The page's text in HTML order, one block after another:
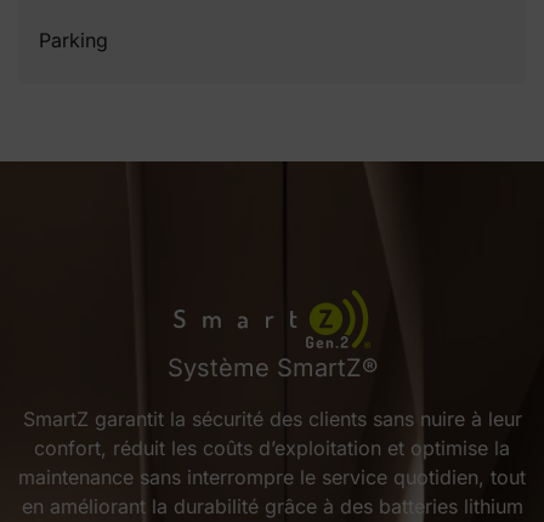
Parking
Système SmartZ®
SmartZ garantit la sécurité des clients sans nuire à leur
confort, réduit les coûts d’exploitation et optimise la
maintenance sans interrompre le service quotidien, tout
en améliorant la durabilité grâce à des batteries lithium